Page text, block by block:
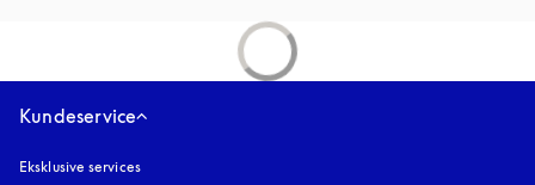
Kundeservice
Eksklusive services